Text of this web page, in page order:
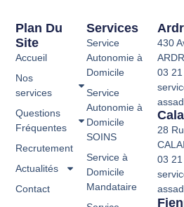
Services
Service
Autonomie à
Domicile
Service
Autonomie à
Domicile
SOINS
Service à
Domicile
Mandataire
Plan Du
Site
Accueil
Nos
services
Questions
Fréquentes
Recrutement
Actualités
Contact
430
03
28
03